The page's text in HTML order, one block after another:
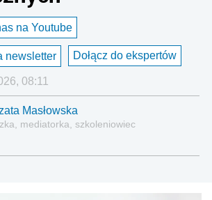
na Youtube
newsletter Dołącz do ekspertów
08:11
Masłowska
mediatorka, szkoleniowiec